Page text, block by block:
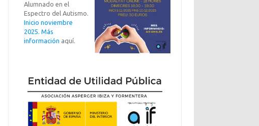
Alumnado en el
Espectro del Autismo.
Inicio noviembre
2025. Más
información aquí.